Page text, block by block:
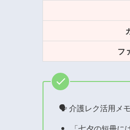
フ
🗣 介護レク活用メ